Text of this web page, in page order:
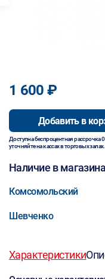
1 600 ₽
Добавить в
Доступна беспроцентная рассрочка
уточняйте на кассах в торговых залах.
Наличие в
Комсомольский
Шевченко
Характеристики